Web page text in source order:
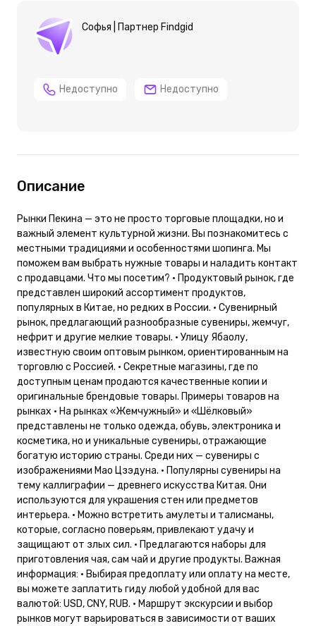
Софья | Партнер Findgid
Недоступно Недоступно
Описание
Рынки Пекина — это не просто торговые площадки, но и
важный элемент культурной жизни. Вы познакомитесь с
местными традициями и особенностями шопинга. Мы
поможем вам выбрать нужные товары и наладить контакт
с продавцами. Что мы посетим? • Продуктовый рынок, где
представлен широкий ассортимент продуктов,
популярных в Китае, но редких в России. • Сувенирный
рынок, предлагающий разнообразные сувениры, жемчуг,
нефрит и другие мелкие товары. • Улицу Ябаолу,
известную своим оптовым рынком, ориентированным на
торговлю с Россией. • Секретные магазины, где по
доступным ценам продаются качественные копии и
оригинальные брендовые товары. Примеры товаров на
рынках • На рынках «Жемчужный» и «Шёлковый»
представлены не только одежда, обувь, электроника и
косметика, но и уникальные сувениры, отражающие
богатую историю страны. Среди них — сувениры с
изображениями Мао Цзэдуна. • Популярны сувениры на
тему каллиграфии — древнего искусства Китая. Они
используются для украшения стен или предметов
интерьера. • Можно встретить амулеты и талисманы,
которые, согласно поверьям, привлекают удачу и
защищают от злых сил. • Предлагаются наборы для
приготовления чая, сам чай и другие продукты. Важная
информация: • Выбирая предоплату или оплату на месте,
вы можете заплатить гиду любой удобной для вас
валютой: USD, CNY, RUB. • Маршрут экскурсии и выбор
рынков могут варьироваться в зависимости от ваших